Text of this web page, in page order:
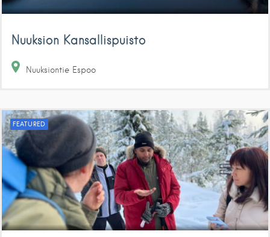
Nuuksion Kansallispuisto
Nuuksiontie Espoo
FEATURED